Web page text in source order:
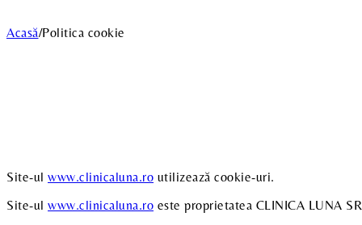
Acasă/Politica cookie
Site-ul www.clinicaluna.ro utilizează cookie-uri.
Site-ul www.clinicaluna.ro este proprietatea CLINICA LUNA